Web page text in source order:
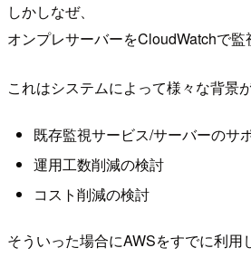
しかしなぜ、
オンプレサーバーをCloudWatchで
これはシステムによって様々な背景
既存監視サービス/サーバーのサ
運用工数削減の検討
コスト削減の検討
そういった場合にAWSをすでに利用